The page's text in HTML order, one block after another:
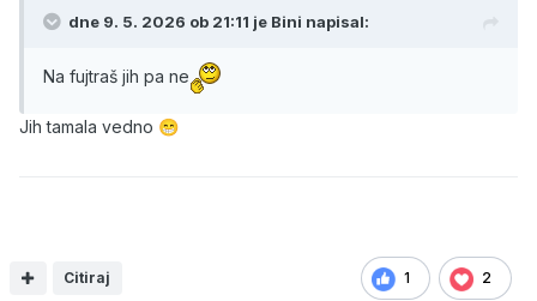
dne 9. 5. 2026 ob 21:11 je Bini napisal:
Na fujtraš jih pa ne
Jih tamala vedno 😁
1 2
Citiraj